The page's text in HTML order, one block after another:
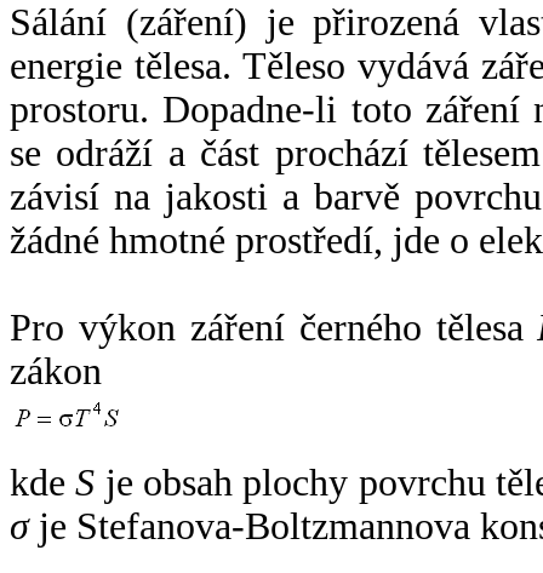
Sálání (záření) je přirozená
energie tělesa. Těleso vydává
prostoru. Dopadne-li toto záření
se odráží a část prochází
závisí na jakosti a barvě
žádné hmotné prostředí, jde o
Pro výkon záření černého tělesa
zákon
kdeS je obsah plochy povrchu
σje Stefanova-Boltzmannova